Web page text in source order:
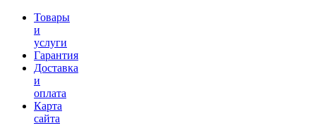
Товары
и
услуги
Гарантия
Доставка
и
оплата
Карта
сайта